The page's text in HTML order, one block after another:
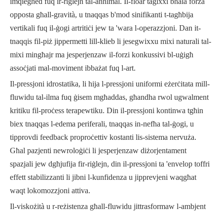
opposta għall-gravità, u tnaqqas b'mod sinifikanti t-tagħbija
vertikali fuq il-ġogi artritiċi jew ta 'wara l-operazzjoni. Dan it-
tnaqqis fil-piż jippermetti lill-klieb li jesegwixxu mixi naturali tal-
mixi mingħajr ma jesperjenzaw il-forzi konkussivi bl-uġigħ
assoċjati mal-moviment ibbażat fuq l-art.
Il-pressjoni idrostatika, li hija l-pressjoni uniformi eżerċitata mill-
fluwidu tal-ilma fuq ġisem mgħaddas, għandha rwol ugwalment
kritiku fil-proċess terapewtiku. Din il-pressjoni kontinwa tgħin
biex tnaqqas l-edema periferali, tnaqqas in-nefħa tal-ġogi, u
tipprovdi feedback proproċettiv kostanti lis-sistema nervuża.
Għal pazjenti newroloġiċi li jesperjenzaw diżorjentament
spazjali jew dgħjufija fir-riġlejn, din il-pressjoni ta 'envelop toffri
effett stabilizzanti li jibni l-kunfidenza u jipprevjeni waqgħat
waqt lokomozzjoni attiva.
Il-viskożità u r-reżistenza għall-fluwidu jittrasformaw l-ambjent